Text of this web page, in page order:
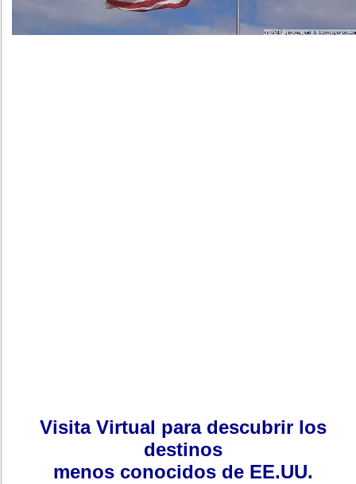
Visita Virtual para descubrir los
destinos
menos conocidos de EE.UU.